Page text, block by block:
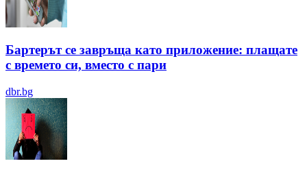
Бартерът се завръща като приложение: плащате
с времето си, вместо с пари
dbr.bg